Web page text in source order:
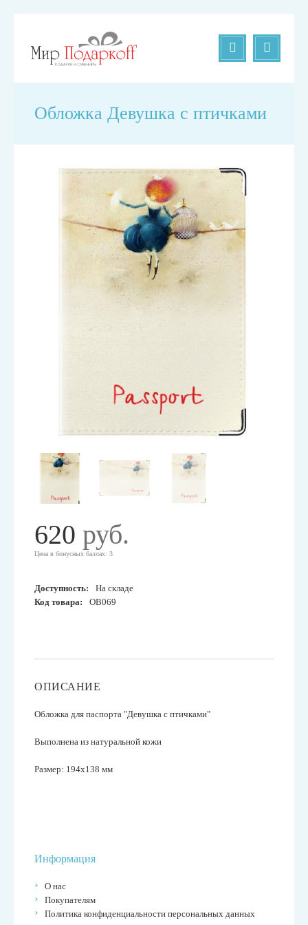
Обложка Девушка с птичками
620 руб.
Цена в бонусных баллах: 3
Доступность:
На складе
Код товара:
OB069
ОПИСАНИЕ
Обложка для паспорта "Девушка с птичками"
Выполнена из натуральной кожи
Размер: 194x138 мм
Информация
О нас
Покупателям
Политика конфиденциальности персональных данных